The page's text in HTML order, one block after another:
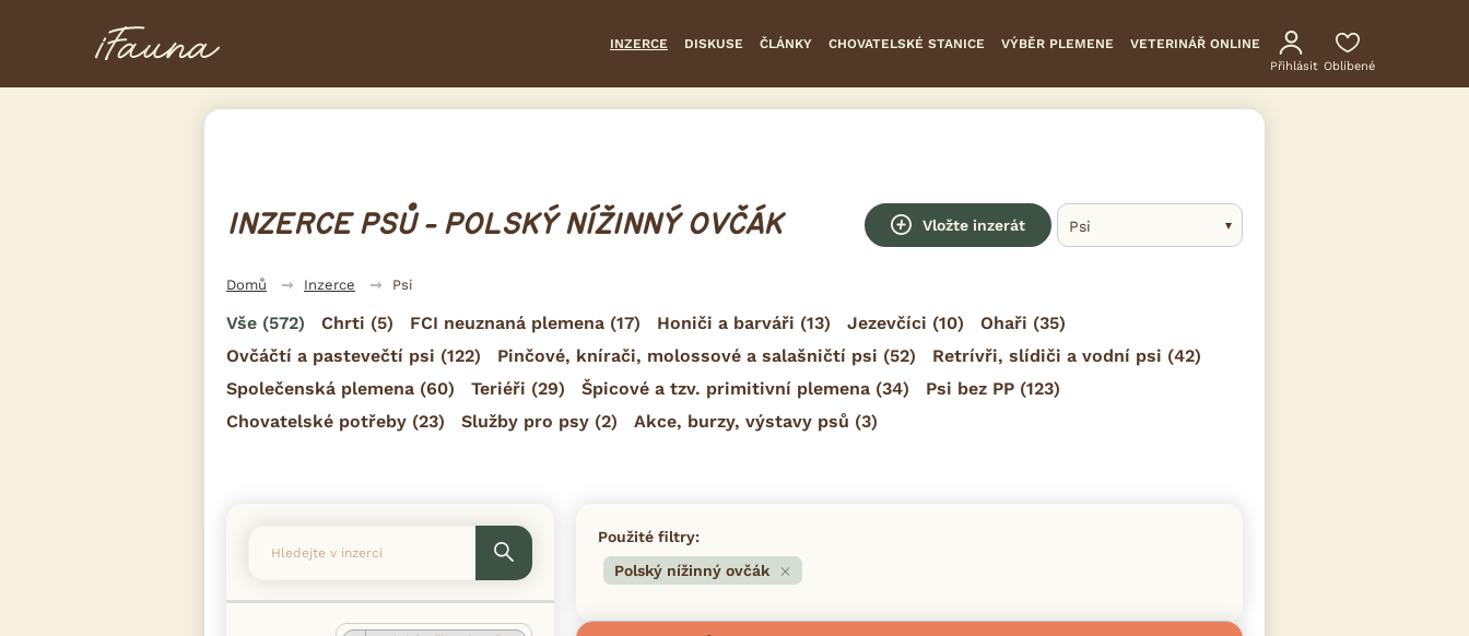
INZERCE DISKUSE ČLÁNKY CHOVATELSKÉ STANICE VÝBĚR PLEMENE VETERINÁŘ ONLINE
Přihlásit Oblíbené
INZERCE PSŮ - POLSKÝ NÍŽINNÝ OVČÁK Vložte inzerát Psi
Domů Inzerce Psi
Vše (572) Chrti (5) FCI neuznaná plemena (17) Honiči a barváři (13) Jezevčíci (10) Ohaři (35)
Ovčáčtí a pastevečtí psi (122) Pinčové, knírači, molossové a salašničtí psi (52) Retrívři, slídiči a vodní psi (42)
Společenská plemena (60) Teriéři (29) Špicové a tzv. primitivní plemena (34) Psi bez PP (123)
Chovatelské potřeby (23) Služby pro psy (2) Akce, burzy, výstavy psů (3)
Použité filtry:
Polský nížinný ovčák